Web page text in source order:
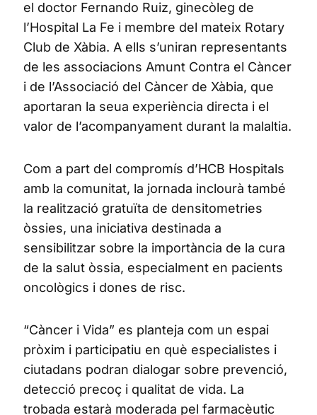
el doctor Fernando Ruiz, ginecòleg de
l’Hospital La Fe i membre del mateix Rotary
Club de Xàbia. A ells s’uniran representants
de les associacions Amunt Contra el Càncer
i de l’Associació del Càncer de Xàbia, que
aportaran la seua experiència directa i el
valor de l’acompanyament durant la malaltia.
Com a part del compromís d’HCB Hospitals
amb la comunitat, la jornada inclourà també
la realització gratuïta de densitometries
òssies, una iniciativa destinada a
sensibilitzar sobre la importància de la cura
de la salut òssia, especialment en pacients
oncològics i dones de risc.
“Càncer i Vida” es planteja com un espai
pròxim i participatiu en què especialistes i
ciutadans podran dialogar sobre prevenció,
detecció precoç i qualitat de vida. La
trobada estarà moderada pel farmacèutic